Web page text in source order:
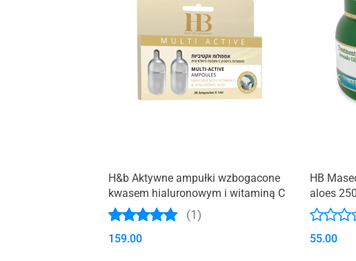
H&b Aktywne ampułki wzbogacone
kwasem hialuronowym i witaminą C
(1)
159.00
HB
aloes
55.00